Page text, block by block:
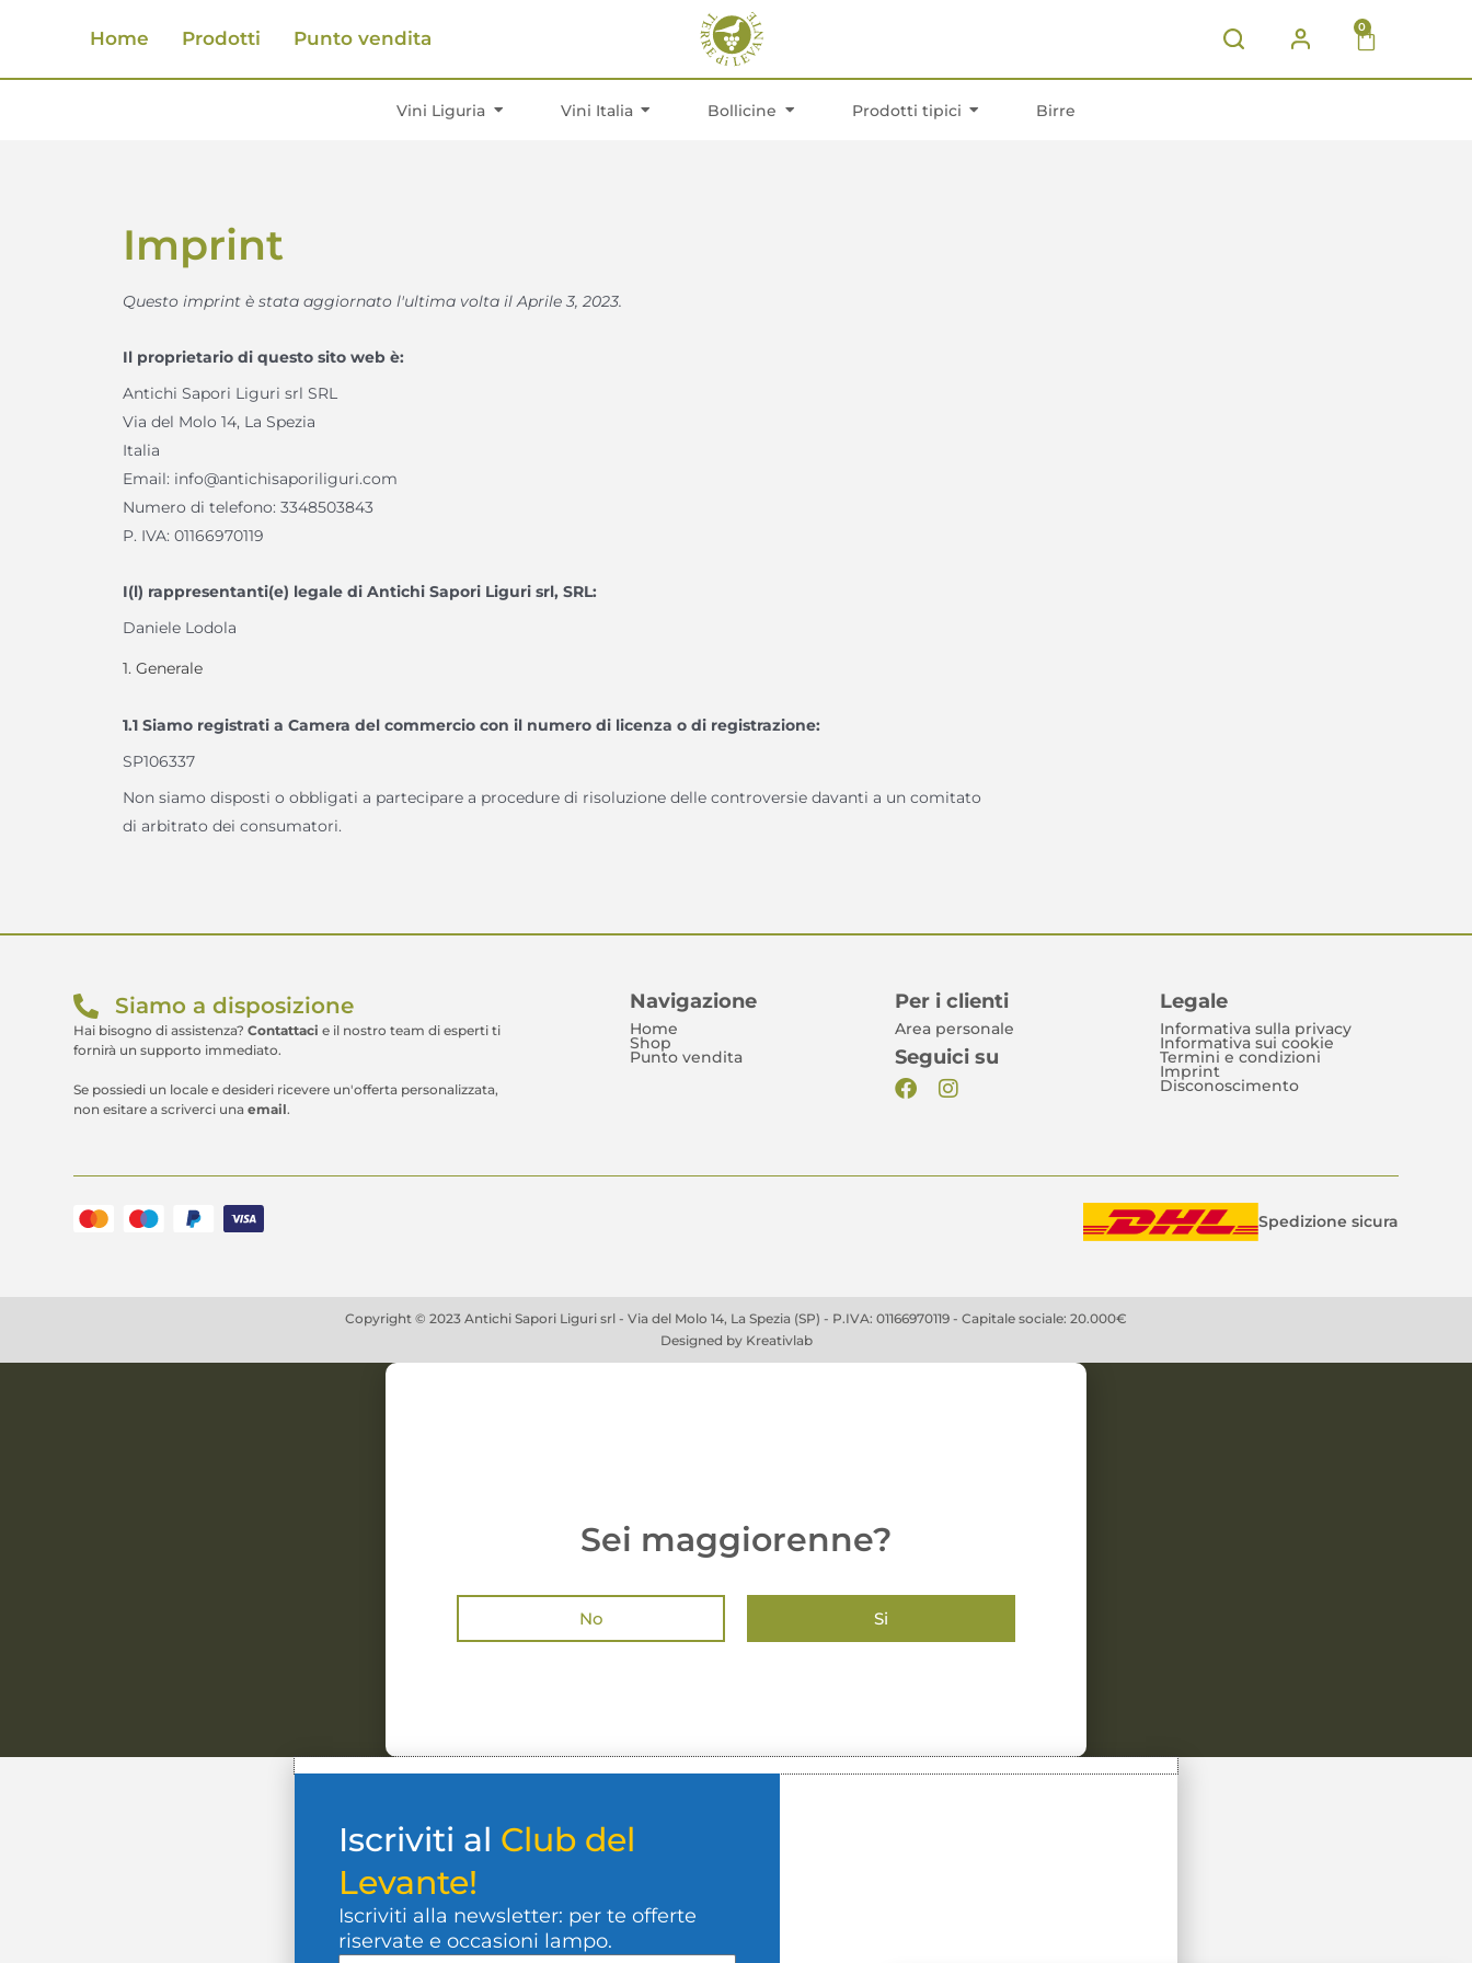
Home Prodotti Punto vendita
0
Vini Liguria Vini Italia Bollicine Prodotti tipici Birre
Imprint
Questo imprint è stata aggiornato l'ultima volta il Aprile 3, 2023.
Il proprietario di questo sito web è:
Antichi Sapori Liguri srl SRL
Via del Molo 14, La Spezia
Italia
Email: info@antichisaporiliguri.com
Numero di telefono: 3348503843
P. IVA: 01166970119
I(l) rappresentanti(e) legale di Antichi Sapori Liguri srl, SRL:
Daniele Lodola
1. Generale
1.1 Siamo registrati a Camera del commercio con il numero di licenza o di registrazione:
SP106337
Non siamo disposti o obbligati a partecipare a procedure di risoluzione delle controversie davanti a un comitato
di arbitrato dei consumatori.
Siamo a disposizione
Hai bisogno di assistenza?Contattaci e il nostro team di esperti ti
fornirà un supporto immediato.
Se possiedi un locale e desideri ricevere un'offerta personalizzata,
non esitare a scriverci unaemail.
Navigazione
Home
Shop
Punto vendita
Per i clienti
Area personale
Seguici su
Legale
Informativa sulla privacy
Informativa sui cookie
Termini e condizioni
Imprint
Disconoscimento
Spedizione sicura
Copyright © 2023 Antichi Sapori Liguri srl - Via del Molo 14, La Spezia (SP) - P.IVA: 01166970119 - Capitale sociale: 20.000€
Designed by Kreativlab
Sei maggiorenne?
No Si
Iscriviti al Club del
Levante!
Iscriviti alla newsletter: per te offerte
riservate e occasioni lampo.